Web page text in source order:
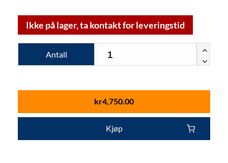
Ikke på lager, ta kontakt for leveringstid
Antall
kr4,750.00
Kjøp